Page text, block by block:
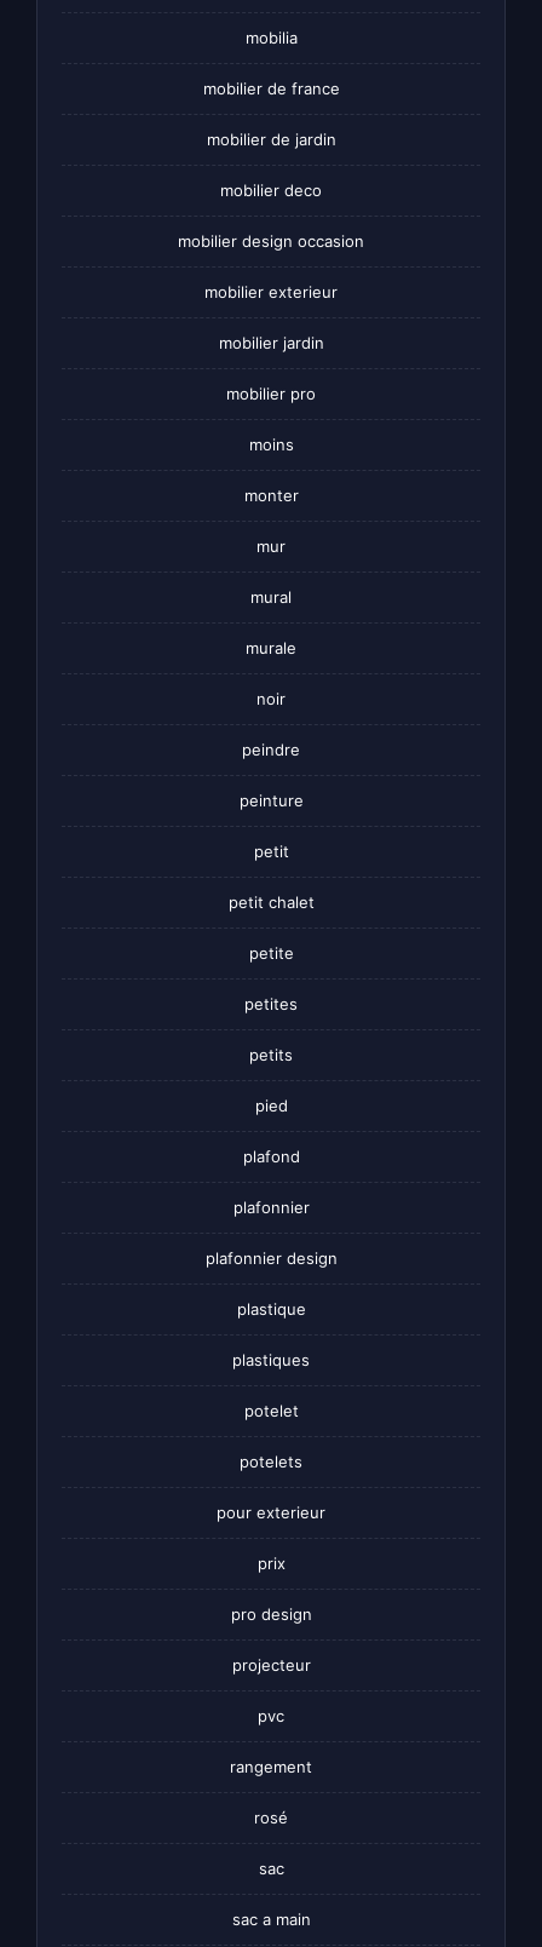
mobilia
mobilier de france
mobilier de jardin
mobilier deco
mobilier design occasion
mobilier exterieur
mobilier jardin
mobilier pro
moins
monter
mur
mural
murale
noir
peindre
peinture
petit
petit chalet
petite
petites
petits
pied
plafond
plafonnier
plafonnier design
plastique
plastiques
potelet
potelets
pour exterieur
prix
pro design
projecteur
pvc
rangement
rosé
sac
sac a main